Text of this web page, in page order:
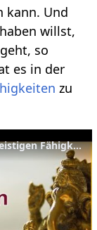
kann. Und
willst,
so
es in der
zu
Herzlichkeit - Multimedia Lexikon der geistigen Fähigkeiten